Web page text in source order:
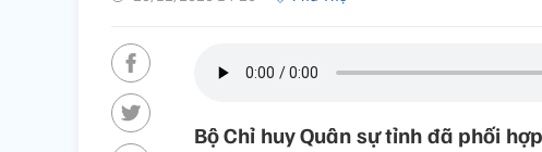
Bộ Chỉ huy Quân sự tỉnh đã phối